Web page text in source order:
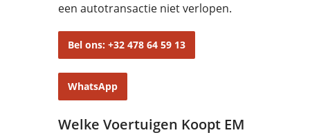
een autotransactie niet verlopen.
Bel ons: +32 478 64 59 13
WhatsApp
Welke Voertuigen Koopt EM